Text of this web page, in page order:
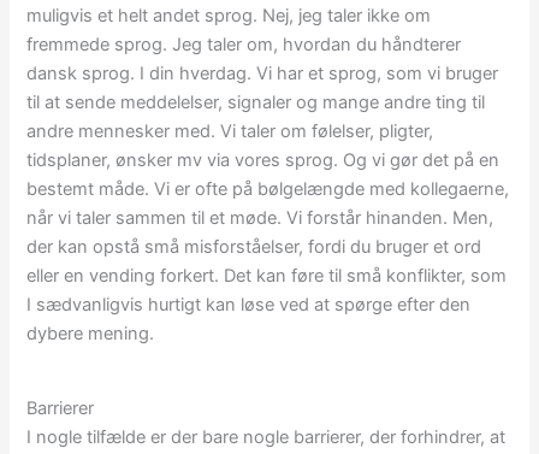
muligvis et helt andet sprog. Nej, jeg taler ikke om
fremmede sprog. Jeg taler om, hvordan du håndterer
dansk sprog. I din hverdag. Vi har et sprog, som vi bruger
til at sende meddelelser, signaler og mange andre ting til
andre mennesker med. Vi taler om følelser, pligter,
tidsplaner, ønsker mv via vores sprog. Og vi gør det på en
bestemt måde. Vi er ofte på bølgelængde med kollegaerne,
når vi taler sammen til et møde. Vi forstår hinanden. Men,
der kan opstå små misforståelser, fordi du bruger et ord
eller en vending forkert. Det kan føre til små konflikter, som
I sædvanligvis hurtigt kan løse ved at spørge efter den
dybere mening.
Barrierer
I nogle tilfælde er der bare nogle barrierer, der forhindrer, at